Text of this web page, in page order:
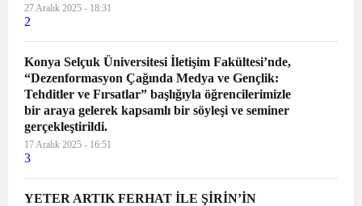
27 Aralık 2025 - 18:31
2
Konya Selçuk Üniversitesi İletişim Fakültesi’nde,
“Dezenformasyon Çağında Medya ve Gençlik:
Tehditler ve Fırsatlar” başlığıyla öğrencilerimizle
bir araya gelerek kapsamlı bir söyleşi ve seminer
gerçekleştirildi.
17 Aralık 2025 - 16:51
3
YETER ARTIK FERHAT İLE ŞİRİN’İN